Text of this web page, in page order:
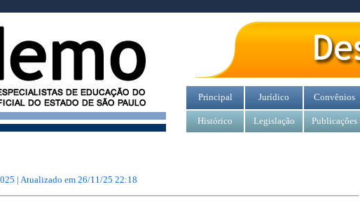
Principal Jurídico Convênios
Histórico Legislação Publicações
| Atualizado em26/11/25 22:18